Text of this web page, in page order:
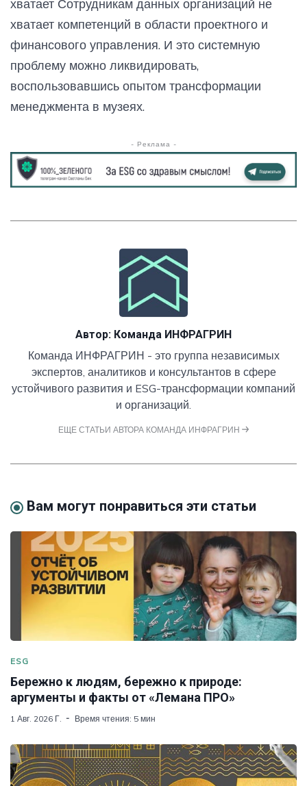
хватает Сотрудникам данных организаций не
хватает компетенций в области проектного и
финансового управления. И это системную
проблему можно ликвидировать,
воспользовавшись опытом трансформации
менеджмента в музеях.
- Реклама -
Автор: Команда ИНФРАГРИН
Команда ИНФРАГРИН - это группа независимых
экспертов, аналитиков и консультантов в сфере
устойчивого развития и ESG-трансформации компаний
и организаций.
ЕЩЕ СТАТЬИ АВТОРА КОМАНДА ИНФРАГРИН
Вам могут понравиться эти статьи
ESG
Бережно к людям, бережно к природе:
аргументы и факты от «Лемана ПРО»
1 Авг. 2026 Г. Время чтения: 5 мин